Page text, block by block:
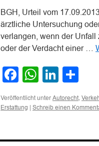
BGH, Urteil vom
ärztliche Untersuchung
verlangen, wenn der
oder der Verdacht einer …
Facebook
Veröffentlicht unter Autorecht,
Erstattung | Schreib einen